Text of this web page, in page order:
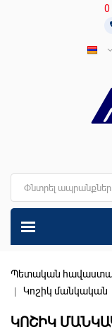
0
Պետական
Կոշիկ մանկական
ԿՈՇԻԿ